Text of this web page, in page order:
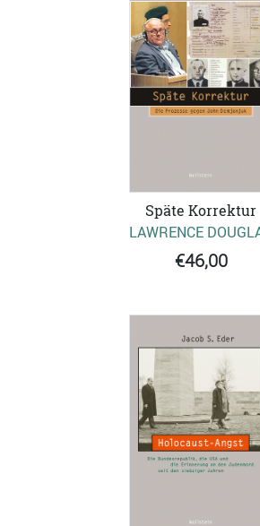
Späte Korrektur
LAWRENCE
€46,00